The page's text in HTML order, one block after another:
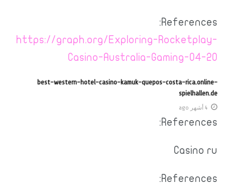
References:
https://graph.org/Exploring-Rocketplay-
Casino-Australia-Gaming-04-20
best-western-hotel-casino-kamuk-quepos-costa-rica.online-
spielhallen.de
4 أشهر ago
References:
Casino ru
References: